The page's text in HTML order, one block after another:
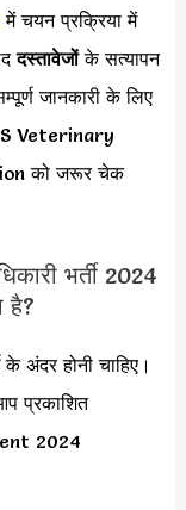
में चयन प्रक्रिया में
दस्तावेजोंके सत्यापन
जानकारी के लिए
Veterinary
को जरूर चेक
भर्ती 2024
है?
के अंदर होनी चाहिए।
प्रकाशित
2024